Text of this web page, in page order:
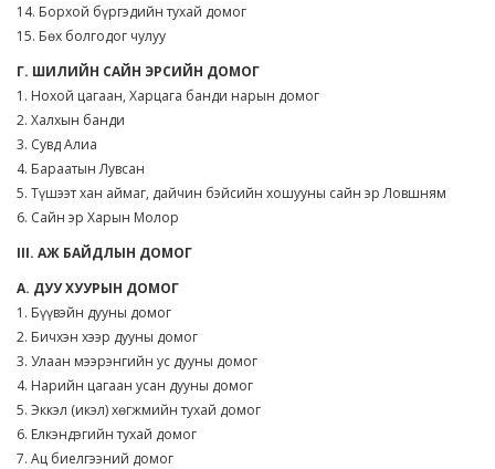
14. Борхой бүргэдийн тухай домог
15. Бөх болгодог чулуу
Г. ШИЛИЙН САЙН ЭРСИЙН ДОМОГ
1. Нохой цагаан, Харцага банди нарын домог
2. Халхын банди
3. Сувд Алиа
4. Бараатын Лувсан
5. Түшээт хан аймаг, дайчин бэйсийн хошууны сайн эр Ловшням
6. Сайн эр Харын Молор
III. АЖ БАЙДЛЫН ДОМОГ
А. ДУУ ХУУРЫН ДОМОГ
1. Бүүвэйн дууны домог
2. Бичхэн хээр дууны домог
3. Улаан мээрэнгийн ус дууны домог
4. Нарийн цагаан усан дууны домог
5. Эккэл (икэл) хөгжмийн тухай домог
6. Елкэндэгийн тухай домог
7. Ац биелгээний домог